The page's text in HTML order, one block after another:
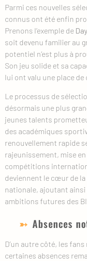
Parmi ces nouvelles
connus ont été enfin
Prenons l’exemple de
soit devenu familier au
potentiel n’est plus à
Son jeu solide et sa
lui ont valu une place de
Le processus de
désormais une plus
jeunes talents
des académiques
renouvellement rapide
rajeunissement, mise
compétitions
deviennent le cœur de la
nationale, ajoutant
ambitions futures des
Absences
D’un autre côté, les
certaines absences